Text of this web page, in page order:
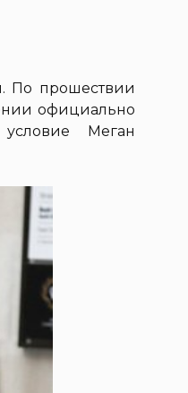
По прошествии
официально
Меган